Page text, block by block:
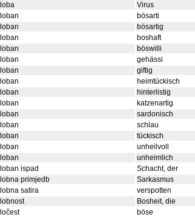
Virus
bösarti
bösartig
boshaft
böswilli
gehässi
giftig
heimtückisch
hinterlistig
katzenartig
sardonisch
schlau
tückisch
unheilvoll
unheimlich
ispad
Schacht, der
primjedb
Sarkasmus
satira
verspotten
Bosheit, die
böse